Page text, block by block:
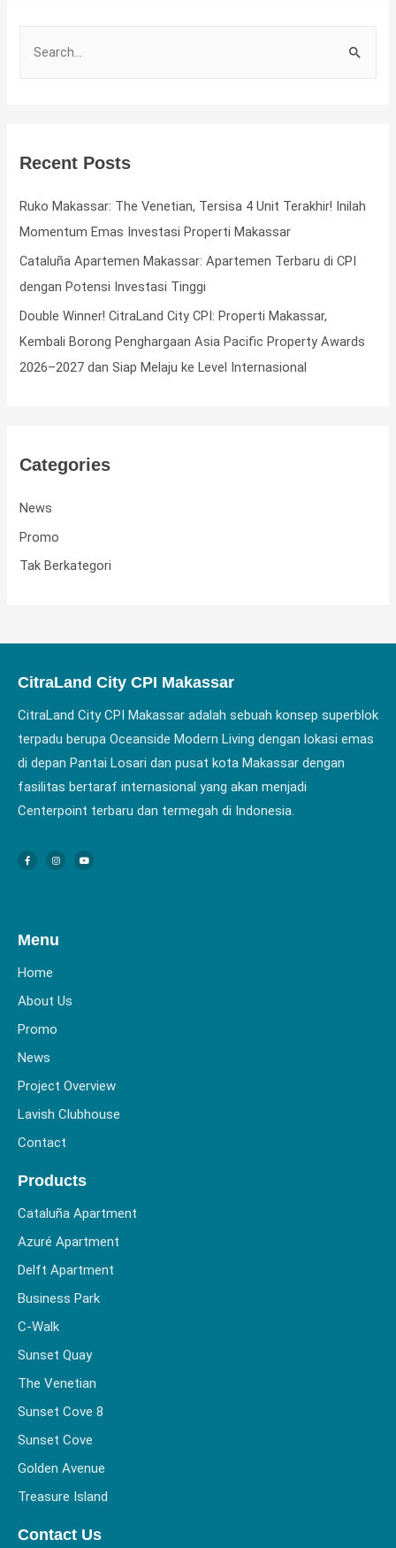
Recent Posts
Ruko Makassar: The Venetian, Tersisa 4 Unit Terakhir! Inilah
Momentum Emas Investasi Properti Makassar
Cataluña Apartemen Makassar: Apartemen Terbaru di CPI
dengan Potensi Investasi Tinggi
Double Winner! CitraLand City CPI: Properti Makassar,
Kembali Borong Penghargaan Asia Pacific Property Awards
2026–2027 dan Siap Melaju ke Level Internasional
Categories
News
Promo
Tak Berkategori
CitraLand City CPI Makassar
CitraLand City CPI Makassar adalah sebuah konsep superblok
terpadu berupa Oceanside Modern Living dengan lokasi emas
di depan Pantai Losari dan pusat kota Makassar dengan
fasilitas bertaraf internasional yang akan menjadi
Centerpoint terbaru dan termegah di Indonesia.
Menu
Home
About Us
Promo
News
Project Overview
Lavish Clubhouse
Contact
Products
Cataluña Apartment
Azuré Apartment
Delft Apartment
Business Park
C-Walk
Sunset Quay
The Venetian
Sunset Cove 8
Sunset Cove
Golden Avenue
Treasure Island
Contact Us